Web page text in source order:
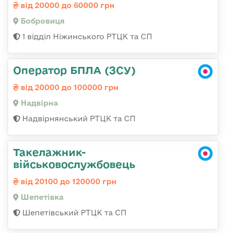
від 20000 до 60000 грн
Бобровиця
1 відділ Ніжинського РТЦК та СП
Оператор БПЛА (ЗСУ)
від 20000 до 100000 грн
Надвірна
Надвірнянський РТЦК та СП
Такелажник-
військовослужбовець
від 20100 до 120000 грн
Шепетівка
Шепетівський РТЦК та СП